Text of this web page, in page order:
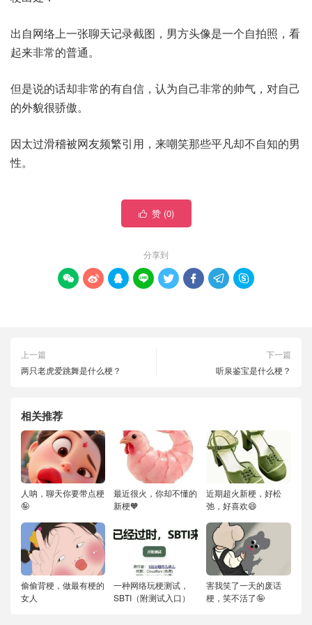
出自网络上一张聊天记录截图，男方头像是一个自拍照，看
起来非常的普通。
但是说的话却非常的有自信，认为自己非常的帅气，对自己
的外貌很骄傲。
因太过滑稽被网友频繁引用，来嘲笑那些平凡却不自知的男
性。
 赞 (0)
分享到
       
上一篇
两只老虎爱跳舞是什么梗？
下一篇
听泉鉴宝是什么梗？
相关推荐
人呐，聊天你要带点梗
🤪
最近很火，你却不懂的
新梗🧡
近期超火新梗，好松
弛，好喜欢😄
偷偷背梗，做最有梗的
女人
一种网络玩梗测试，
SBTI（附测试入口）
害我笑了一天的废话
梗，笑不活了🤪